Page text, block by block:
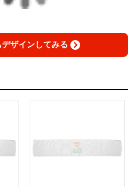
デザインしてみる